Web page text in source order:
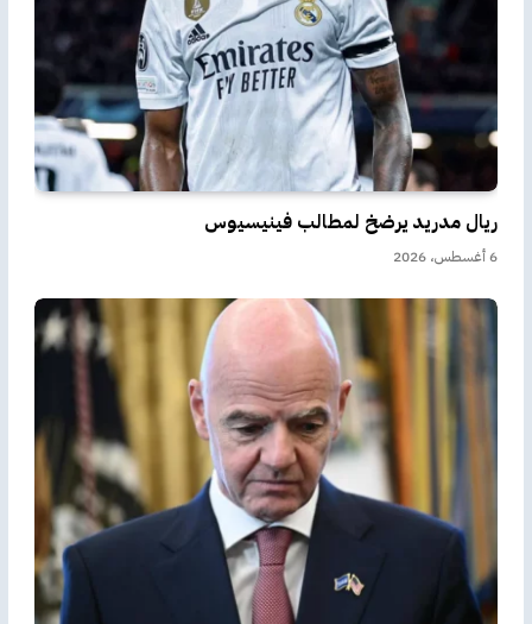
ريال مدريد يرضخ لمطالب فينيسيوس
6 أغسطس، 2026